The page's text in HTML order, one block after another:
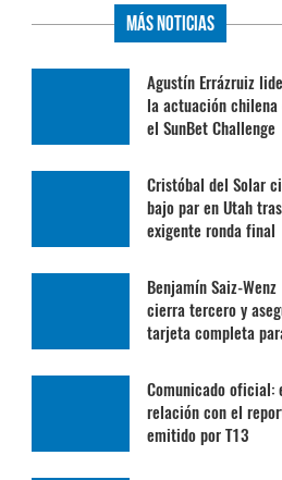
Más Noticias
Agustín Errázruiz
la actuación chilena
el SunBet Challenge
Cristóbal del Solar
bajo par en Utah tras
exigente ronda final
Benjamín Saiz-Wenz
cierra tercero y
tarjeta completa
Mexicana
Comunicado oficial:
relación con el
emitido por T13